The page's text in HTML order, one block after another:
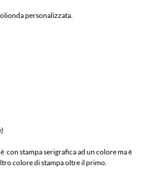
personalizzata.
con stampa serigrafica ad un colore ma è
colore di stampa oltre il primo.